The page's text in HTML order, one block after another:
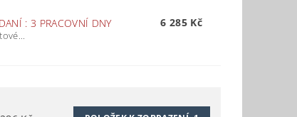
: 3 PRACOVNÍ DNY 6 285 Kč